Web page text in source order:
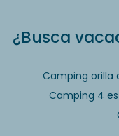
¿Busca
Camping orilla
Camping 4